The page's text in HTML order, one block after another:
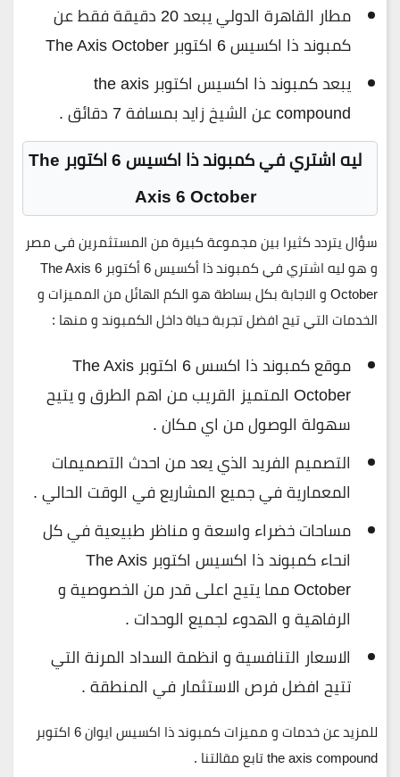
مطار القاهرة الدولي يبعد 20 دقيقة فقط عن
كمبوند ذا اكسيس 6 اكتوبر The Axis October
يبعد كمبوند ذا اكسيس اكتوبر the axis
compound عن الشيخ زايد بمسافة 7 دقائق .
ليه اشتري في كمبوند ذا اكسيس 6 اكتوبر The
Axis 6 October
سؤال يتردد كثيرا بين مجموعة كبيرة من المستثمرين في مصر
و هو ليه اشتري في كمبوند ذا أكسيس 6 أكتوبر The Axis 6
October و الاجابة بكل بساطة هو الكم الهائل من المميزات و
الخدمات التي تيح افضل تجربة حياة داخل الكمبوند و منها :
موقع كمبوند ذا اكسس 6 اكتوبر The Axis
October المتميز القريب من اهم الطرق و يتيح
سهولة الوصول من اي مكان .
التصميم الفريد الذي يعد من احدث التصميمات
المعمارية في جميع المشاريع في الوقت الحالي .
مساحات خضراء واسعة و مناظر طبيعية في كل
انحاء كمبوند ذا اكسيس اكتوبر The Axis
October مما يتيح اعلى قدر من الخصوصية و
الرفاهية و الهدوء لجميع الوحدات .
الاسعار التنافسية و انظمة السداد المرنة التي
تتيح افضل فرص الاستثمار في المنطقة .
للمزيد عن خدمات و مميزات كمبوند ذا اكسيس ايوان 6 اكتوبر
the axis compound تابع مقالتنا .